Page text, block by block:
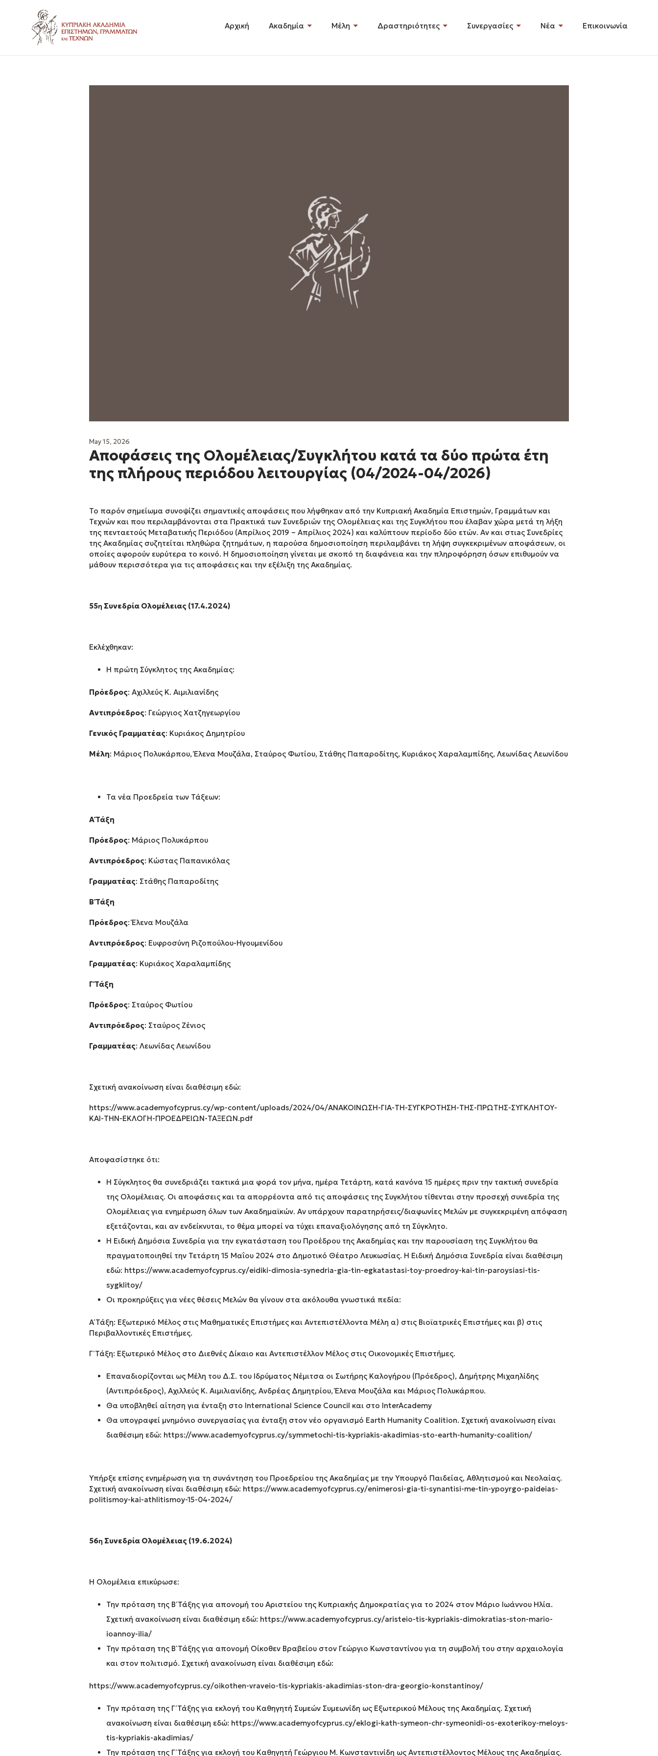
Αρχική Ακαδημία Μέλη Δραστηριότητες Συνεργασίες Νέα Επικοινωνία
May 15, 2026
Αποφάσεις της Ολομέλειας/Συγκλήτου κατά τα δύο πρώτα έτη
της πλήρους περιόδου λειτουργίας (04/2024-04/2026)
Το παρόν σημείωμα συνοψίζει σημαντικές αποφάσεις που λήφθηκαν από την Κυπριακή Ακαδημία Επιστημών, Γραμμάτων και
Τεχνών και που περιλαμβάνονται στα Πρακτικά των Συνεδριών της Ολομέλειας και της Συγκλήτου που έλαβαν χώρα μετά τη λήξη
της πενταετούς Μεταβατικής Περιόδου (Απρίλιος 2019 – Απρίλιος 2024) και καλύπτουν περίοδο δύο ετών. Αν και στιaς Συνεδρίες
της Ακαδημίας συζητείται πληθώρα ζητημάτων, η παρούσα δημοσιοποίηση περιλαμβάνει τη λήψη συγκεκριμένων αποφάσεων, οι
οποίες αφορούν ευρύτερα το κοινό. Η δημοσιοποίηση γίνεται με σκοπό τη διαφάνεια και την πληροφόρηση όσων επιθυμούν να
μάθουν περισσότερα για τις αποφάσεις και την εξέλιξη της Ακαδημίας.
55η Συνεδρία Ολομέλειας (17.4.2024)
Εκλέχθηκαν:
Η πρώτη Σύγκλητος της Ακαδημίας:
Πρόεδρος: Αχιλλεύς Κ. Αιμιλιανίδης
Αντιπρόεδρος: Γεώργιος Χατζηγεωργίου
Γενικός Γραμματέας: Κυριάκος Δημητρίου
Μέλη: Μάριος Πολυκάρπου, Έλενα Μουζάλα, Σταύρος Φωτίου, Στάθης Παπαροδίτης, Κυριάκος Χαραλαμπίδης, Λεωνίδας Λεωνίδου
Τα νέα Προεδρεία των Τάξεων:
Α΄ Τάξη
Πρόεδρος: Μάριος Πολυκάρπου
Αντιπρόεδρος: Κώστας Παπανικόλας
Γραμματέας: Στάθης Παπαροδίτης
Β΄ Τάξη
Πρόεδρος: Έλενα Μουζάλα
Αντιπρόεδρος: Ευφροσύνη Ριζοπούλου-Ηγουμενίδου
Γραμματέας: Κυριάκος Χαραλαμπίδης
Γ΄ Τάξη
Πρόεδρος: Σταύρος Φωτίου
Αντιπρόεδρος: Σταύρος Ζένιος
Γραμματέας: Λεωνίδας Λεωνίδου
Σχετική ανακοίνωση είναι διαθέσιμη εδώ:
https://www.academyofcyprus.cy/wp-content/uploads/2024/04/ΑΝΑΚΟΙΝΩΣΗ-ΓΙΑ-ΤΗ-ΣΥΓΚΡΟΤΗΣΗ-ΤΗΣ-ΠΡΩΤΗΣ-ΣΥΓΚΛΗΤΟΥ-
ΚΑΙ-ΤΗΝ-ΕΚΛΟΓΗ-ΠΡΟΕΔΡΕΙΩΝ-ΤΑΞΕΩΝ.pdf
Αποφασίστηκε ότι:
Η Σύγκλητος θα συνεδριάζει τακτικά μια φορά τον μήνα, ημέρα Τετάρτη, κατά κανόνα 15 ημέρες πριν την τακτική συνεδρία
της Ολομέλειας. Οι αποφάσεις και τα απορρέοντα από τις αποφάσεις της Συγκλήτου τίθενται στην προσεχή συνεδρία της
Ολομέλειας για ενημέρωση όλων των Ακαδημαϊκών. Αν υπάρχουν παρατηρήσεις/διαφωνίες Μελών με συγκεκριμένη απόφαση
εξετάζονται, και αν ενδείκνυται, το θέμα μπορεί να τύχει επαναξιολόγησης από τη Σύγκλητο.
Η Ειδική Δημόσια Συνεδρία για την εγκατάσταση του Προέδρου της Ακαδημίας και την παρουσίαση της Συγκλήτου θα
πραγματοποιηθεί την Τετάρτη 15 Μαΐου 2024 στο Δημοτικό Θέατρο Λευκωσίας. Η Ειδική Δημόσια Συνεδρία είναι διαθέσιμη
εδώ: https://www.academyofcyprus.cy/eidiki-dimosia-synedria-gia-tin-egkatastasi-toy-proedroy-kai-tin-paroysiasi-tis-
sygklitoy/
Οι προκηρύξεις για νέες θέσεις Μελών θα γίνουν στα ακόλουθα γνωστικά πεδία:
Α΄ Τάξη: Εξωτερικό Μέλος στις Μαθηματικές Επιστήμες και Αντεπιστέλλοντα Μέλη α) στις Βιοϊατρικές Επιστήμες και β) στις
Περιβαλλοντικές Επιστήμες.
Γ΄ Τάξη: Εξωτερικό Μέλος στο Διεθνές Δίκαιο και Αντεπιστέλλον Μέλος στις Οικονομικές Επιστήμες.
Επαναδιορίζονται ως Μέλη του Δ.Σ. του Ιδρύματος Νέμιτσα οι Σωτήρης Καλογήρου (Πρόεδρος), Δημήτρης Μιχαηλίδης
(Αντιπρόεδρος), Αχιλλεύς Κ. Αιμιλιανίδης, Ανδρέας Δημητρίου, Έλενα Μουζάλα και Μάριος Πολυκάρπου.
Θα υποβληθεί αίτηση για ένταξη στο International Science Council και στο InterAcademy
Θα υπογραφεί μνημόνιο συνεργασίας για ένταξη στον νέο οργανισμό Earth Humanity Coalition. Σχετική ανακοίνωση είναι
διαθέσιμη εδώ: https://www.academyofcyprus.cy/symmetochi-tis-kypriakis-akadimias-sto-earth-humanity-coalition/
Υπήρξε επίσης ενημέρωση για τη συνάντηση του Προεδρείου της Ακαδημίας με την Υπουργό Παιδείας, Αθλητισμού και Νεολαίας.
Σχετική ανακοίνωση είναι διαθέσιμη εδώ: https://www.academyofcyprus.cy/enimerosi-gia-ti-synantisi-me-tin-ypoyrgo-paideias-
politismoy-kai-athlitismoy-15-04-2024/
56η Συνεδρία Ολομέλειας (19.6.2024)
Η Ολομέλεια επικύρωσε:
Την πρόταση της Β΄ Τάξης για απονομή του Αριστείου της Κυπριακής Δημοκρατίας για το 2024 στον Μάριο Ιωάννου Ηλία.
Σχετική ανακοίνωση είναι διαθέσιμη εδώ: https://www.academyofcyprus.cy/aristeio-tis-kypriakis-dimokratias-ston-mario-
ioannoy-ilia/
Την πρόταση της Β΄ Τάξης για απονομή Οίκοθεν Βραβείου στον Γεώργιο Κωνσταντίνου για τη συμβολή του στην αρχαιολογία
και στον πολιτισμό. Σχετική ανακοίνωση είναι διαθέσιμη εδώ:
https://www.academyofcyprus.cy/oikothen-vraveio-tis-kypriakis-akadimias-ston-dra-georgio-konstantinoy/
Την πρόταση της Γ΄ Τάξης για εκλογή του Καθηγητή Συμεών Συμεωνίδη ως Εξωτερικού Μέλους της Ακαδημίας. Σχετική
ανακοίνωση είναι διαθέσιμη εδώ: https://www.academyofcyprus.cy/eklogi-kath-symeon-chr-symeonidi-os-exoterikoy-meloys-
tis-kypriakis-akadimias/
Την πρόταση της Γ΄ Τάξης για εκλογή του Καθηγητή Γεώργιου Μ. Κωνσταντινίδη ως Αντεπιστέλλοντος Μέλους της Ακαδημίας.